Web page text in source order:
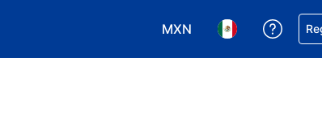
MXN
Elegir tu moneda. Tu
Elegir el idioma